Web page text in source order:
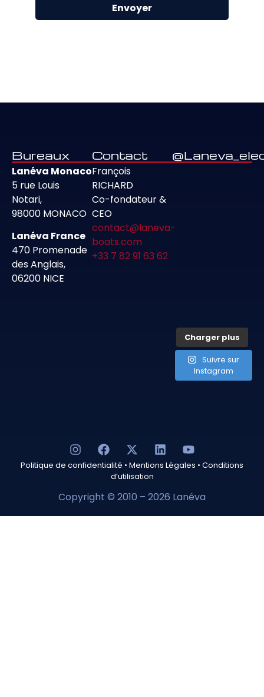
Envoyer
Bureaux
Lanéva Monaco
5 rue Louis
Notari,
98000 MONACO
Lanéva France
470 Promenade
des Anglais,
06200 NICE
Contact
François
RICHARD
Co-fondateur &
CEO
contact@laneva-
boats.com
+33 7 82 91 63 62
Charger plus
Suivre sur
Instagram
Politique de confidentialité • Mentions Légales • Conditions
d’utilisation
Copyright © 2010 – 2026 Lanéva